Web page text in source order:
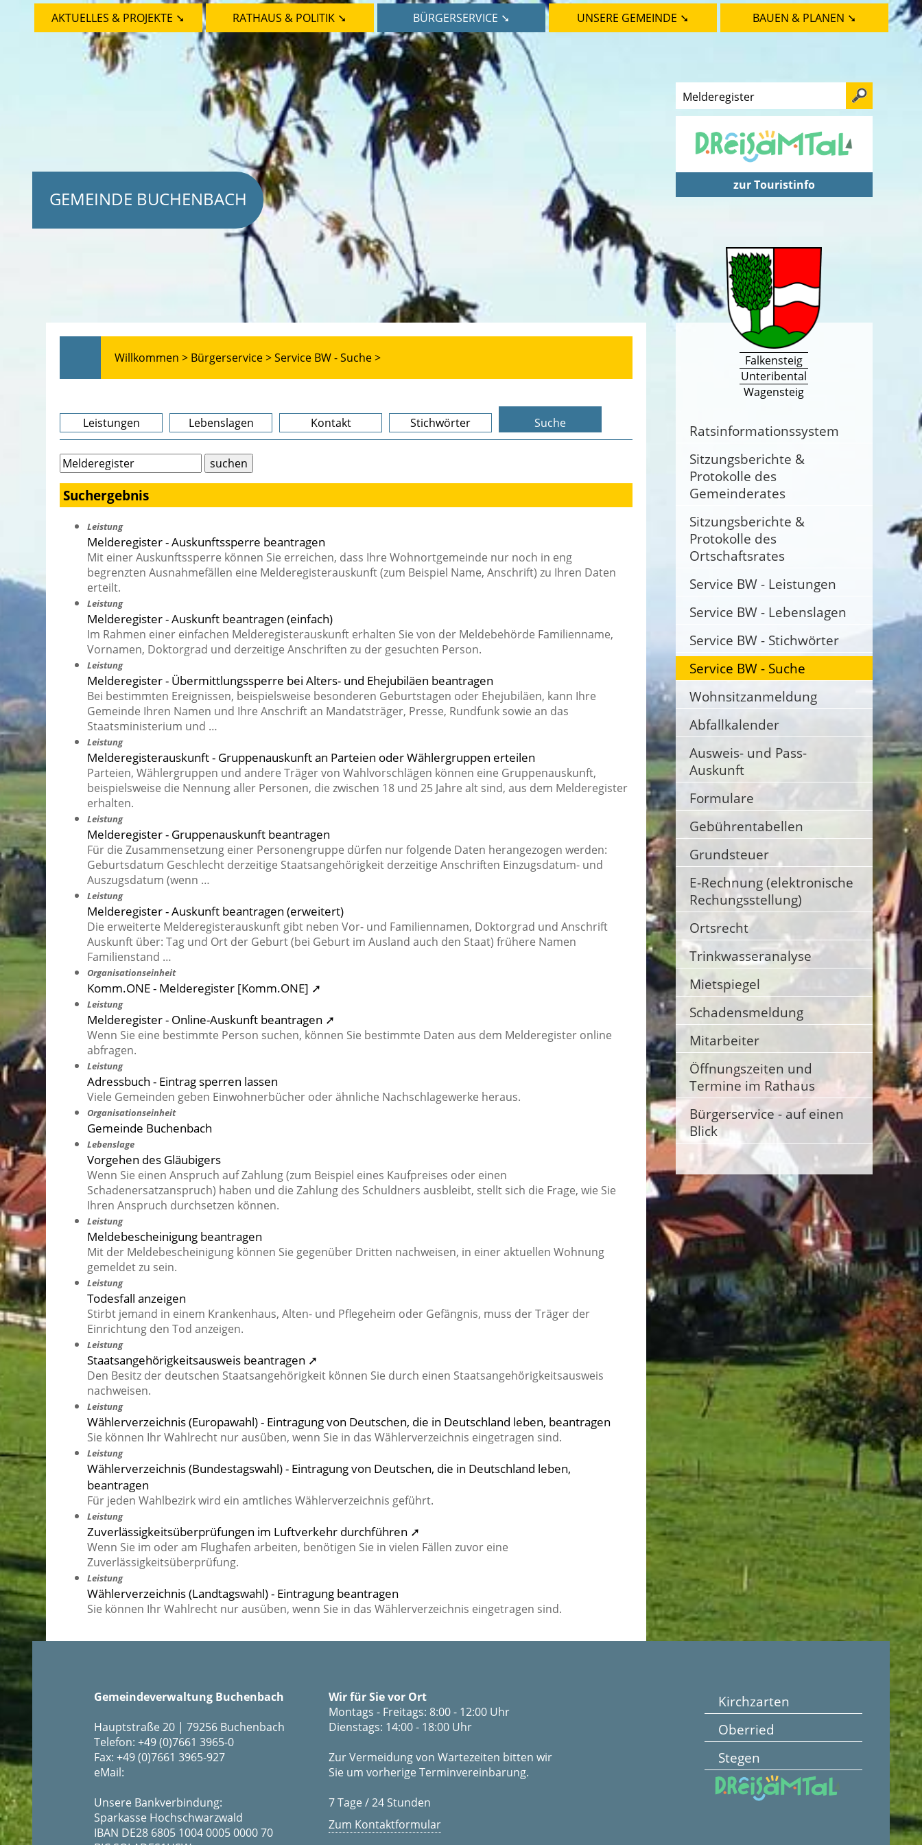
GEMEINDE BUCHENBACH
AKTUELLES & PROJEKTE ➘ RATHAUS & POLITIK ➘ BÜRGERSERVICE ➘ UNSERE GEMEINDE ➘ BAUEN & PLANEN ➘
zur Touristinfo
Willkommen > Bürgerservice >Service BW - Suche >
Leistungen Lebenslagen Kontakt Stichwörter Suche
Suchergebnis
Leistung
Melderegister - Auskunftssperre beantragen
Mit einer Auskunftssperre können Sie erreichen, dass Ihre Wohnortgemeinde nur noch in eng
begrenzten Ausnahmefällen eine Melderegisterauskunft (zum Beispiel Name, Anschrift) zu Ihren Daten
erteilt.
Leistung
Melderegister - Auskunft beantragen (einfach)
Im Rahmen einer einfachen Melderegisterauskunft erhalten Sie von der Meldebehörde Familienname,
Vornamen, Doktorgrad und derzeitige Anschriften zu der gesuchten Person.
Leistung
Melderegister - Übermittlungssperre bei Alters- und Ehejubiläen beantragen
Bei bestimmten Ereignissen, beispielsweise besonderen Geburtstagen oder Ehejubiläen, kann Ihre
Gemeinde Ihren Namen und Ihre Anschrift an Mandatsträger, Presse, Rundfunk sowie an das
Staatsministerium und …
Leistung
Melderegisterauskunft - Gruppenauskunft an Parteien oder Wählergruppen erteilen
Parteien, Wählergruppen und andere Träger von Wahlvorschlägen können eine Gruppenauskunft,
beispielsweise die Nennung aller Personen, die zwischen 18 und 25 Jahre alt sind, aus dem Melderegister
erhalten.
Leistung
Melderegister - Gruppenauskunft beantragen
Für die Zusammensetzung einer Personengruppe dürfen nur folgende Daten herangezogen werden:
Geburtsdatum Geschlecht derzeitige Staatsangehörigkeit derzeitige Anschriften Einzugsdatum- und
Auszugsdatum (wenn …
Leistung
Melderegister - Auskunft beantragen (erweitert)
Die erweiterte Melderegisterauskunft gibt neben Vor- und Familiennamen, Doktorgrad und Anschrift
Auskunft über: Tag und Ort der Geburt (bei Geburt im Ausland auch den Staat) frühere Namen
Familienstand …
Organisationseinheit
Komm.ONE - Melderegister [Komm.ONE] ➚
Leistung
Melderegister - Online-Auskunft beantragen ➚
Wenn Sie eine bestimmte Person suchen, können Sie bestimmte Daten aus dem Melderegister online
abfragen.
Leistung
Adressbuch - Eintrag sperren lassen
Viele Gemeinden geben Einwohnerbücher oder ähnliche Nachschlagewerke heraus.
Organisationseinheit
Gemeinde Buchenbach
Lebenslage
Vorgehen des Gläubigers
Wenn Sie einen Anspruch auf Zahlung (zum Beispiel eines Kaufpreises oder einen
Schadenersatzanspruch) haben und die Zahlung des Schuldners ausbleibt, stellt sich die Frage, wie Sie
Ihren Anspruch durchsetzen können.
Leistung
Meldebescheinigung beantragen
Mit der Meldebescheinigung können Sie gegenüber Dritten nachweisen, in einer aktuellen Wohnung
gemeldet zu sein.
Leistung
Todesfall anzeigen
Stirbt jemand in einem Krankenhaus, Alten- und Pflegeheim oder Gefängnis, muss der Träger der
Einrichtung den Tod anzeigen.
Leistung
Staatsangehörigkeitsausweis beantragen ➚
Den Besitz der deutschen Staatsangehörigkeit können Sie durch einen Staatsangehörigkeitsausweis
nachweisen.
Leistung
Wählerverzeichnis (Europawahl) - Eintragung von Deutschen, die in Deutschland leben, beantragen
Sie können Ihr Wahlrecht nur ausüben, wenn Sie in das Wählerverzeichnis eingetragen sind.
Leistung
Wählerverzeichnis (Bundestagswahl) - Eintragung von Deutschen, die in Deutschland leben,
beantragen
Für jeden Wahlbezirk wird ein amtliches Wählerverzeichnis geführt.
Leistung
Zuverlässigkeitsüberprüfungen im Luftverkehr durchführen ➚
Wenn Sie im oder am Flughafen arbeiten, benötigen Sie in vielen Fällen zuvor eine
Zuverlässigkeitsüberprüfung.
Leistung
Wählerverzeichnis (Landtagswahl) - Eintragung beantragen
Sie können Ihr Wahlrecht nur ausüben, wenn Sie in das Wählerverzeichnis eingetragen sind.
Falkensteig
Unteribental
Wagensteig
Ratsinformationssystem
Sitzungsberichte &
Protokolle des
Gemeinderates
Sitzungsberichte &
Protokolle des
Ortschaftsrates
Service BW - Leistungen
Service BW - Lebenslagen
Service BW - Stichwörter
Service BW - Suche
Wohnsitzanmeldung
Abfallkalender
Ausweis- und Pass-
Auskunft
Formulare
Gebührentabellen
Grundsteuer
E-Rechnung (elektronische
Rechungsstellung)
Ortsrecht
Trinkwasseranalyse
Mietspiegel
Schadensmeldung
Mitarbeiter
Öffnungszeiten und
Termine im Rathaus
Bürgerservice - auf einen
Blick
Gemeindeverwaltung Buchenbach
Hauptstraße 20 | 79256 Buchenbach
Telefon: +49 (0)7661 3965-0
Fax: +49 (0)7661 3965-927
eMail:
Unsere Bankverbindung:
Sparkasse Hochschwarzwald
IBAN DE28 6805 1004 0005 0000 70
Wir für Sie vor Ort
Montags - Freitags: 8:00 - 12:00 Uhr
Dienstags: 14:00 - 18:00 Uhr
Zur Vermeidung von Wartezeiten bitten wir
Sie um vorherige Terminvereinbarung.
7 Tage / 24 Stunden
Zum Kontaktformular
Kirchzarten
Oberried
Stegen